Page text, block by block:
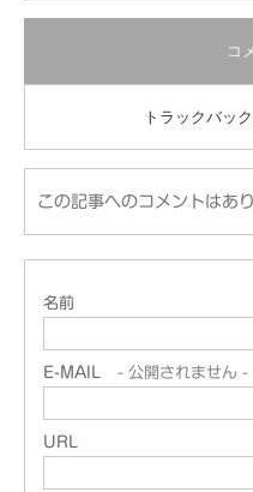
コ
トラックバッ
この記事へのコメントはあ
名前
E-MAIL - 公開されません -
URL